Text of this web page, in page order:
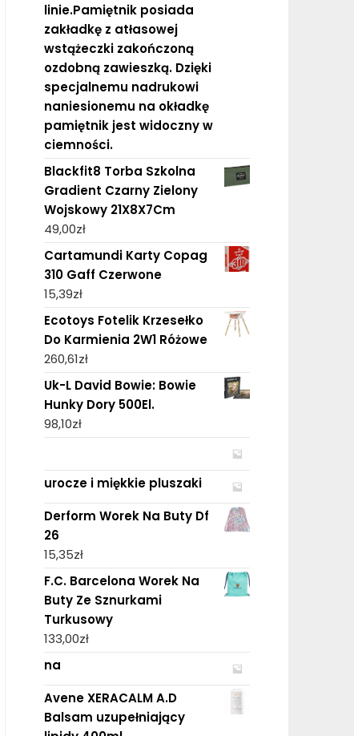
linie.Pamiętnik posiada
zakładkę z atłasowej
wstążeczki zakończoną
ozdobną zawieszką. Dzięki
specjalnemu nadrukowi
naniesionemu na okładkę
pamiętnik jest widoczny w
ciemności.
Blackfit8 Torba Szkolna
Gradient Czarny Zielony
Wojskowy 21X8X7Cm
49,00zł
Cartamundi Karty Copag
310 Gaff Czerwone
15,39zł
Ecotoys Fotelik Krzesełko
Do Karmienia 2W1 Różowe
260,61zł
Uk-L David Bowie: Bowie
Hunky Dory 500El.
98,10zł
urocze i miękkie pluszaki
Derform Worek Na Buty Df
26
15,35zł
F.C. Barcelona Worek Na
Buty Ze Sznurkami
Turkusowy
133,00zł
na
Avene XERACALM A.D
Balsam uzupełniający